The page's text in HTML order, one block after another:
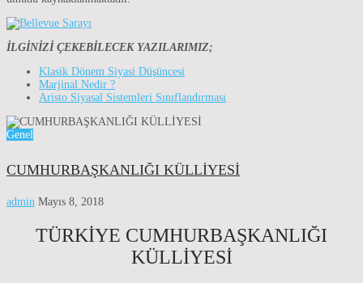
İLGİNİZİ ÇEKEBİLECEK YAZILARIMIZ;
Klasik Dönem Siyasi Düşüncesi
Marjinal Nedir ?
Aristo Siyasal Sistemleri Sınıflandırması
Genel
CUMHURBAŞKANLIĞI KÜLLİYESİ
admin Mayıs 8, 2018
TÜRKİYE CUMHURBAŞKANLIĞI
KÜLLİYESİ